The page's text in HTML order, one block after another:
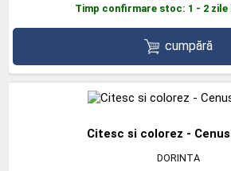
Timp confirmare stoc: 1 - 2
cumpără
Citesc si colorez -
DORINTA